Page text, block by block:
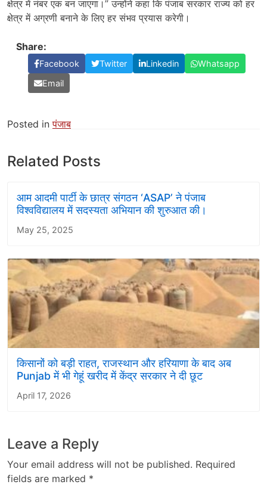
क्षेत्र में नंबर एक बन जाएगा।” उन्होंने कहा कि पंजाब सरकार राज्य को हर
क्षेत्र में अग्रणी बनाने के लिए हर संभव प्रयास करेगी।
Share:
Facebook Twitter Linkedin
Whatsapp
Email
Posted inपंजाब
Related Posts
आम आदमी पार्टी के छात्र संगठन ‘ASAP’ ने पंजाब
विश्वविद्यालय में सदस्यता अभियान की शुरुआत की।
May 25, 2025
किसानों को बड़ी राहत, राजस्थान और हरियाणा के बाद अब
Punjab में भी गेहूं खरीद में केंद्र सरकार ने दी छूट
April 17, 2026
Leave a Reply
Your email address will not be published. Required
fields are marked *